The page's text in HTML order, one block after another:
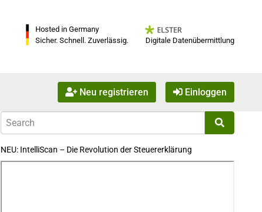
Hosted in Germany
Sicher. Schnell. Zuverlässig.
Digitale Datenübermittlung
Neu registrieren Einloggen
NEU: IntelliScan – Die Revolution der Steuererklärung